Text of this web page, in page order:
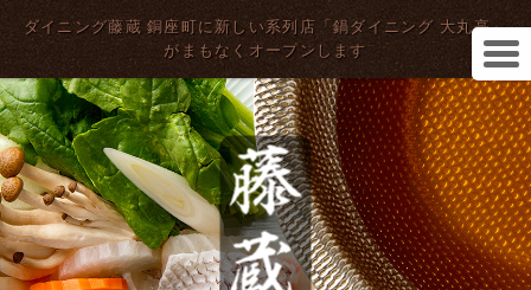
ダイニング藤蔵 銅座町に新しい系列店「鍋ダイニング 大丸亭」
がまもなくオープンします